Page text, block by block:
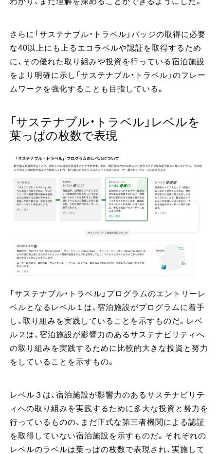
さらに「サステナブル・トラベル」バッジの取得に必要
な40以上にも上るエコラベルや認証を取得するため
に、その優れた取り組みや投資を行っている宿泊施設
をより明確に示し「サステナブル・トラベル」のフレー
ムワークを強化することも目指している。
「サステナブル・トラベル」レベルを
葉っぱの枚数で表現
「サステナブル・トラベル」プログラムのエントリーレ
ベルとなるレベル１は、宿泊施設がプログラムに着手
し、取り組みを実践していることを示すものだ。レベ
ル２は、宿泊施設が影響力のあるサステナビリティへ
の取り組みを実践するために比較的大きな投資と努力
をしていることを示すもの。
レベル３は、宿泊施設が影響力のあるサステナビリテ
ィへの取り組みを実践するために多大な投資と努力を
行っているものの、まだ正式な第三者機関による認証
を取得していない宿泊施設を示すものだ。それぞれの
レベルのラベルは葉っぱの枚数で表現され、実施して